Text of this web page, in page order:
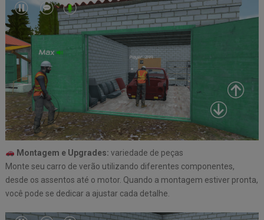
Montagem e Upgrades: variedade de peças
Monte seu carro de verão utilizando diferentes componentes,
desde os assentos até o motor. Quando a montagem estiver pronta,
você pode se dedicar a ajustar cada detalhe.